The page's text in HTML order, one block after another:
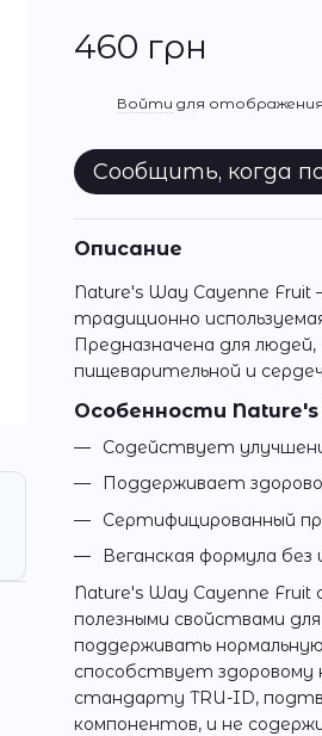
460 грн
Войти для
Сообщить, когда
Описание
Nature's Way Cayenne Fruit
традиционно
Предназначена для
пищеварительной и
Особенности
Содействует
Поддерживает
Сертифицированный
Веганская формула
Nature's Way Cayenne
полезными свойствами
поддерживать
способствует
стандарту TRU-ID,
компонентов, и не